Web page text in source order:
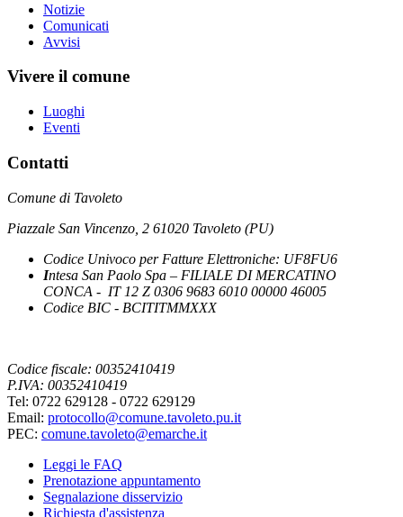
Notizie
Comunicati
Avvisi
Vivere il comune
Luoghi
Eventi
Contatti
Comune di Tavoleto
Piazzale San Vincenzo, 2 61020 Tavoleto (PU)
Codice Univoco per Fatture Elettroniche: UF8FU6
Intesa San Paolo Spa – FILIALE DI MERCATINO
CONCA - IT 12 Z 0306 9683 6010 00000 46005
Codice BIC - BCITITMMXXX
Codice fiscale: 00352410419
P.IVA: 00352410419
Tel: 0722 629128 - 0722 629129
Email: protocollo@comune.tavoleto.pu.it
PEC: comune.tavoleto@emarche.it
Leggi le FAQ
Prenotazione appuntamento
Segnalazione disservizio
Richiesta d'assistenza